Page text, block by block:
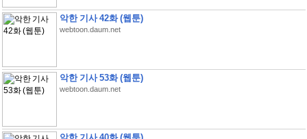
악한 기사 42화 (웹툰)
webtoon.daum.net
악한 기사 53화 (웹툰)
webtoon.daum.net